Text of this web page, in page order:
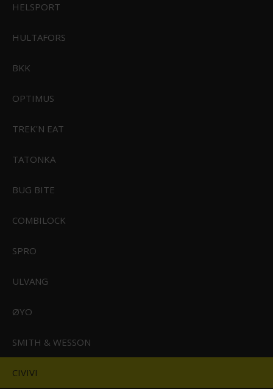
1.199,00 DKK
HELSPORT
HULTAFORS
BKK
OPTIMUS
TREK'N EAT
TATONKA
BUG BITE
COMBILOCK
SPRO
ULVANG
ØYO
SMITH & WESSON
CIVIVI